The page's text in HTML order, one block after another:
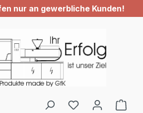
nur an gewerbliche Kunden!